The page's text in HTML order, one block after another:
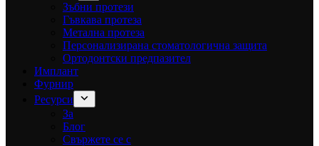
Зъбни протези
Гъвкава протеза
Метална протеза
Персонализирана стоматологична защита
Ортодонтски предпазител
Имплант
Фурнир
Ресурси
За
Блог
Свържете се с